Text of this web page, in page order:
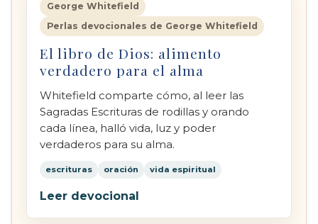
George Whitefield
Perlas devocionales de George Whitefield
El libro de Dios: alimento
verdadero para el alma
Whitefield comparte cómo, al leer las
Sagradas Escrituras de rodillas y orando
cada línea, halló vida, luz y poder
verdaderos para su alma.
escrituras oración vida espiritual
Leer devocional